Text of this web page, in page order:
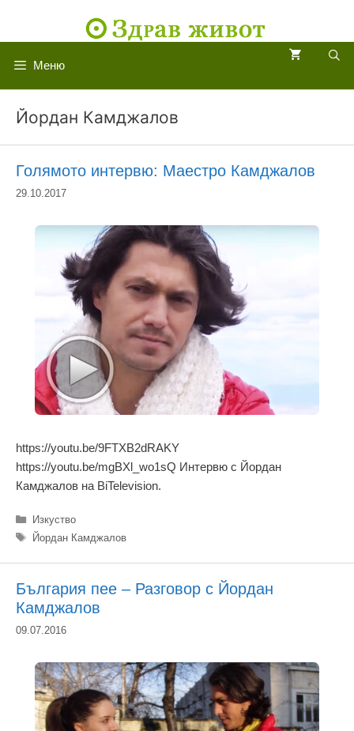
Меню
Йордан Камджалов
Голямото интервю: Маестро Камджалов
29.10.2017
https://youtu.be/9FTXB2dRAKY
https://youtu.be/mgBXl_wo1sQ Интервю с Йордан
Камджалов на BiTelevision.
Категории
Изкуство
Етикети
Йордан Камджалов
България пее – Разговор с Йордан
Камджалов
09.07.2016